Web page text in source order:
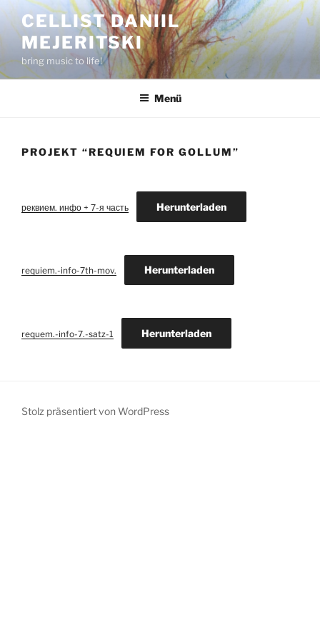
Zum
Inhalt
springen
CELLIST DANIIL
MEJERITSKI
bring music to life!
Menü
PROJEKT “REQUIEM FOR GOLLUM”
реквием. инфо + 7-я часть Herunterladen
requiem.-info-7th-mov. Herunterladen
requem.-info-7.-satz-1 Herunterladen
Stolz präsentiert von WordPress